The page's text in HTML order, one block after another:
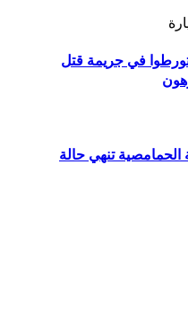
3 أشخاص تورطوا في جريمة قتل
شرطة الحمامصية تنهي حالة